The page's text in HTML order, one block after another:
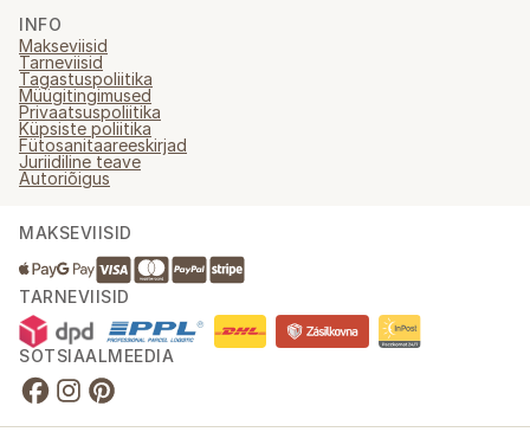
INFO
Makseviisid
Tarneviisid
Tagastuspoliitika
Müügitingimused
Privaatsuspoliitika
Küpsiste poliitika
Fütosanitaareeskirjad
Juriidiline teave
Autoriõigus
MAKSEVIISID
TARNEVIISID
SOTSIAALMEEDIA